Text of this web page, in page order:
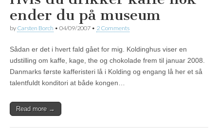
ender du på museum
by Carsten Borch • 04/09/2007 • 2 Comments
Sådan er det i hvert fald gået for mig. Koldinghus viser en
udstilling om kaffe, kage, the og chokolade frem til januar 2008.
Danmarks første kafferisteri lå i Kolding og engang lå her et så
talentfuldt konditori at både kongen…
Read more →